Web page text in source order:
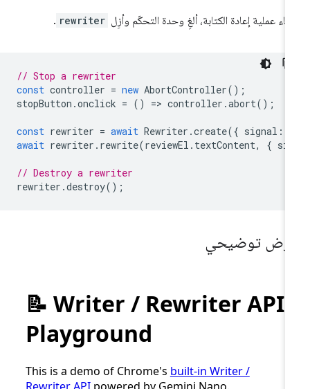
عملية إعادة الكتابة، ألغِ وحدة التحكّم وأزِل rewriter
.
// Stop a rewriter
const controller = new AbortController
stopButton.onclick = () => controller.abort
const rewriter = await Rewriter.create ({ signal
await rewriter.rewrite(reviewEl.textContent {
// Destroy a rewriter
rewriter.destroy
توضيحي